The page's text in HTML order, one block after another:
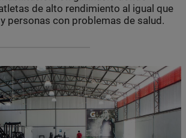
de alto rendimiento al igual que
personas con problemas de salud.